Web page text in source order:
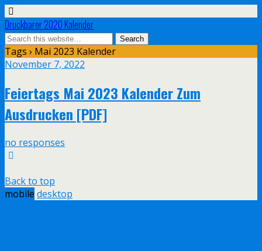
Druckbarer 2020 Kalender
Tags › Mai 2023 Kalender
November 7, 2022
Feiertags Mai 2023 Kalender Zum
Ausdrucken [PDF]
no responses
Back to top
mobile desktop